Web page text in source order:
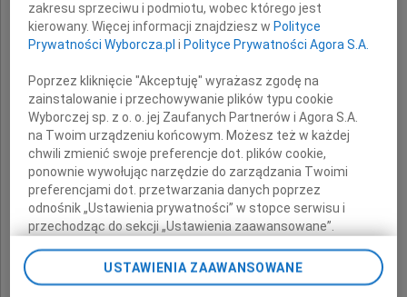
Ojca
składają
Grzegorz Schetyna
Przewodniczący Platformy Obywatelskiej,
Sławomir Neumann
zakresu sprzeciwu i podmiotu, wobec którego jest
kierowany. Więcej informacji znajdziesz w Polityce
Prywatności Wyborcza.pl i Polityce Prywatności Agora S.A.
Poprzez kliknięcie "Akceptuję" wyrażasz zgodę na
zainstalowanie i przechowywanie plików typu cookie
Wyborczej sp. z o. o. jej Zaufanych Partnerów i Agora S.A.
na Twoim urządzeniu końcowym. Możesz też w każdej
chwili zmienić swoje preferencje dot. plików cookie,
ponownie wywołując narzędzie do zarządzania Twoimi
preferencjami dot. przetwarzania danych poprzez
odnośnik „Ustawienia prywatności” w stopce serwisu i
przechodząc do sekcji „Ustawienia zaawansowane”.
Zmiana ustawień plików cookie możliwa jest także za
pomocą ustawień przeglądarki.
USTAWIENIA ZAAWANSOWANE